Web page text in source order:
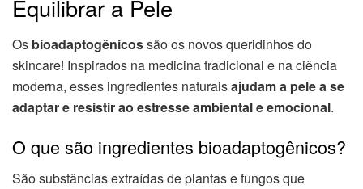
Equilibrar a Pele
Os bioadaptogênicossão os novos queridinhos do
skincare! Inspirados na medicina tradicional e na ciência
moderna, esses ingredientes naturaisajudam a pele a se
adaptar e resistir ao estresse ambiental e emocional.
O que são ingredientes bioadaptogênicos?
São substâncias extraídas de plantas e fungos que